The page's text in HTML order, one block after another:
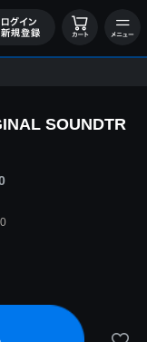
SOUNDTR